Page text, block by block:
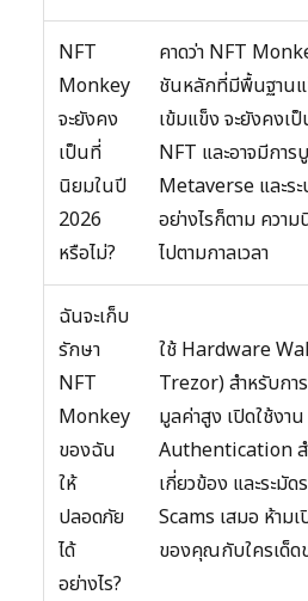
NFT
Monkey
จะยังคง
เป็นที่
นิยมในปี
2026
หรือไม่?
คาดว่า NFT
ชันหลักที่มีพื้นฐาน
เข้มแข็ง จะยังคง
NFT และอาจมีการ
Metaverse และร
อย่างไรก็ตาม ควา
ไปตามกาลเวลา
ฉันจะเก็บ
รักษา
NFT
Monkey
ของฉัน
ให้
ปลอดภัย
ได้
อย่างไร?
ใช้ Hardware
Trezor) สำหรับกา
มูลค่าสูง เปิดใช้งา
Authentication
เกี่ยวข้อง และระมั
Scams เสมอ ห้าม
ของคุณกับใครเด็ด